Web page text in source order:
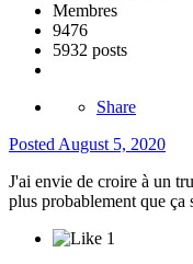
Membres
9476
5932 posts
Share
PostedAugust 5, 2020
J'ai envie de croire à un
plus probablement que ça
1